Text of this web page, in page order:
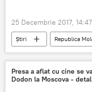
25 Decembrie 2017, 14:47
Știri Republica
Vladimir Garaba
sfaturi utile
Presa a aflat cu cine se
Dodon la Moscova -